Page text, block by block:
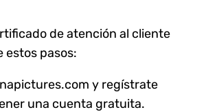
de atención al cliente
estos pasos:
y regístrate
una cuenta gratuita.